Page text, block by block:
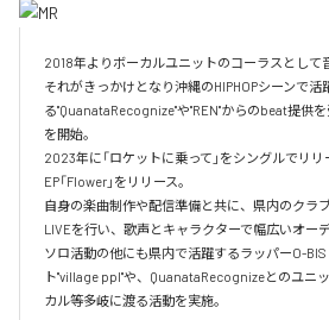
2018年よりボーカルユニットのコーラスとして
それがきっかけとなり沖縄のHIPHOPシーンで活
る"QuanataRecognize"や"REN"からのbeat提供
を開始。
2023年に「ロケットに乗って」をシングルでリ
EP「Flower」をリリース。
自身の楽曲制作や配信準備と共に、県内のクラ
LIVEを行い、歌声とキャラクターで幅広いオー
ソロ活動の他にも県内で活躍するラッパーO-BIS
ト"village ppl"や、QuanataRecognizeとのユニ
カル等多岐に渡る活動を実施。